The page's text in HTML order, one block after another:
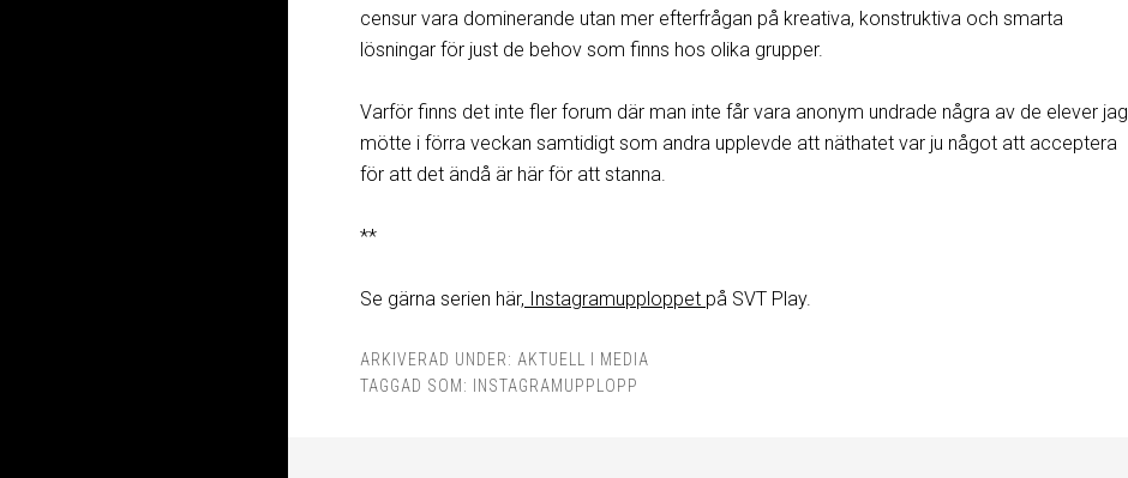
censur vara dominerande utan mer efterfrågan på kreativa, konstruktiva och smarta
lösningar för just de behov som finns hos olika grupper.
Varför finns det inte fler forum där man inte får vara anonym undrade några av de elever jag
mötte i förra veckan samtidigt som andra upplevde att näthatet var ju något att acceptera
för att det ändå är här för att stanna.
**
Se gärna serien här, Instagramupploppet på SVT Play.
ARKIVERAD UNDER: AKTUELL I MEDIA
TAGGAD SOM:
INSTAGRAMUPPLOPP